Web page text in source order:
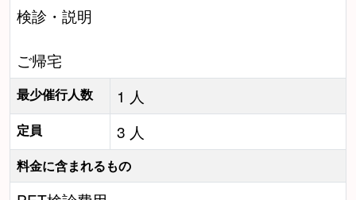
検診・説明
ご帰宅
最少催行人数 1 人
定員 3 人
料金に含まれるもの